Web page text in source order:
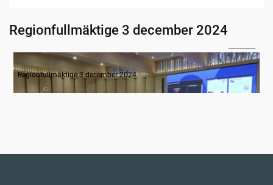
Regionfullmäktige 3 december 2024
1. Inledning
Regionfullmäktige 3 december 2024